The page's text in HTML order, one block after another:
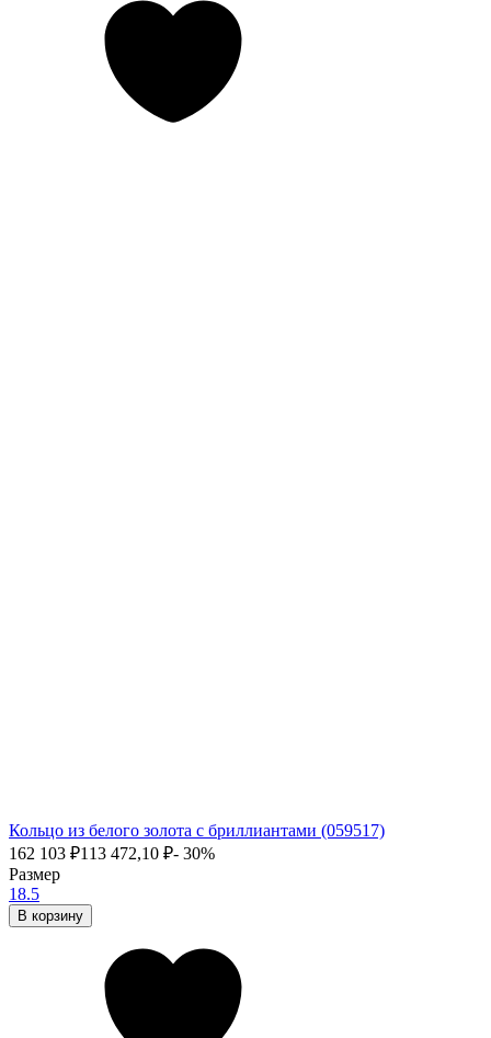
Кольцо из белого золота с бриллиантами (059517)
162 103 ₽113 472,10 ₽- 30%
Размер
18.5
В корзину